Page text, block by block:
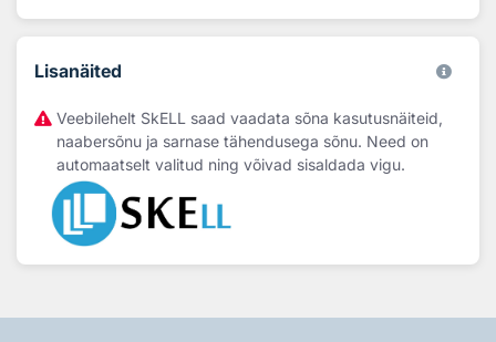
Lisanäited
Veebilehelt SkELL saad vaadata sõna kasutusnäiteid,
naabersõnu ja sarnase tähendusega sõnu. Need on
automaatselt valitud ning võivad sisaldada vigu.